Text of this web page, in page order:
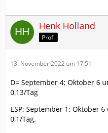
Henk Holland
Profi
13. November 2022 um 17:51
D= September 4; Oktober 6
0,13/Tag
ESP: September 1; Oktober
0,1/Tag.